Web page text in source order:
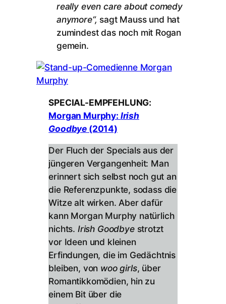
really even care about comedy
anymore“, sagt Mauss und hat
zumindest das noch mit Rogan
gemein.
SPECIAL-EMPFEHLUNG:
Morgan Murphy: Irish
Goodbye (2014)
Der Fluch der Specials aus der
jüngeren Vergangenheit: Man
erinnert sich selbst noch gut an
die Referenzpunkte, sodass die
Witze alt wirken. Aber dafür
kann Morgan Murphy natürlich
nichts. Irish Goodbye strotzt
vor Ideen und kleinen
Erfindungen, die im Gedächtnis
bleiben, von woo girls, über
Romantikkomödien, hin zu
einem Bit über die